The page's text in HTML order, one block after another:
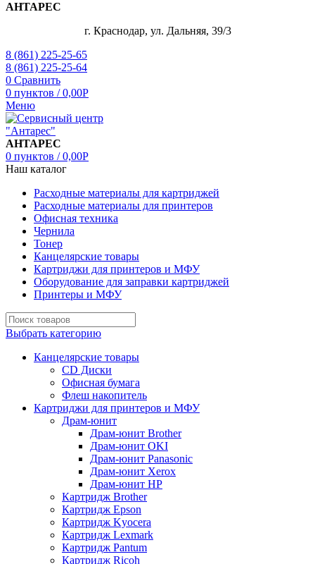
АНТАРЕС
г. Краснодар, ул. Дальняя, 39/3
8 (861) 225-25-65
8 (861) 225-25-64
0 Сравнить
0 пунктов / 0,00Р
Меню
АНТАРЕС
0 пунктов / 0,00Р
Наш каталог
Расходные материалы для картриджей
Расходные материалы для принтеров
Офисная техника
Чернила
Тонер
Канцелярские товары
Картриджи для принтеров и МФУ
Оборудование для заправки картриджей
Принтеры и МФУ
Выбрать категорию
Канцелярские товары
CD Диски
Офисная бумага
Флеш накопитель
Картриджи для принтеров и МФУ
Драм-юнит
Драм-юнит Brother
Драм-юнит OKI
Драм-юнит Panasonic
Драм-юнит Xerox
Драм-юнит НР
Картридж Brother
Картридж Epson
Картридж Kyocera
Картридж Lexmark
Картридж Pantum
Картридж Ricoh